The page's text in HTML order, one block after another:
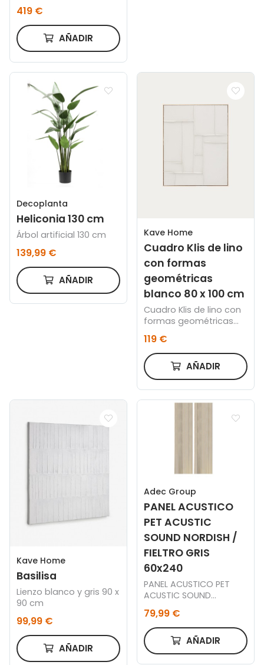
419 €
AÑADIR
Decoplanta
Heliconia 130 cm
Árbol artificial 130 cm
139,99 €
AÑADIR
Kave Home
Cuadro Klis de lino
con formas
geométricas
blanco 80 x 100 cm
Cuadro Klis de lino con
formas geométricas
blanco 80 x 100 cm
119 €
AÑADIR
Kave Home
Basilisa
Lienzo blanco y gris 90 x
90 cm
99,99 €
AÑADIR
Adec Group
PANEL ACUSTICO
PET ACUSTIC
SOUND NORDISH /
FIELTRO GRIS
60x240
PANEL ACUSTICO PET
ACUSTIC SOUND
60 x 240 CM.
79,99 €
AÑADIR